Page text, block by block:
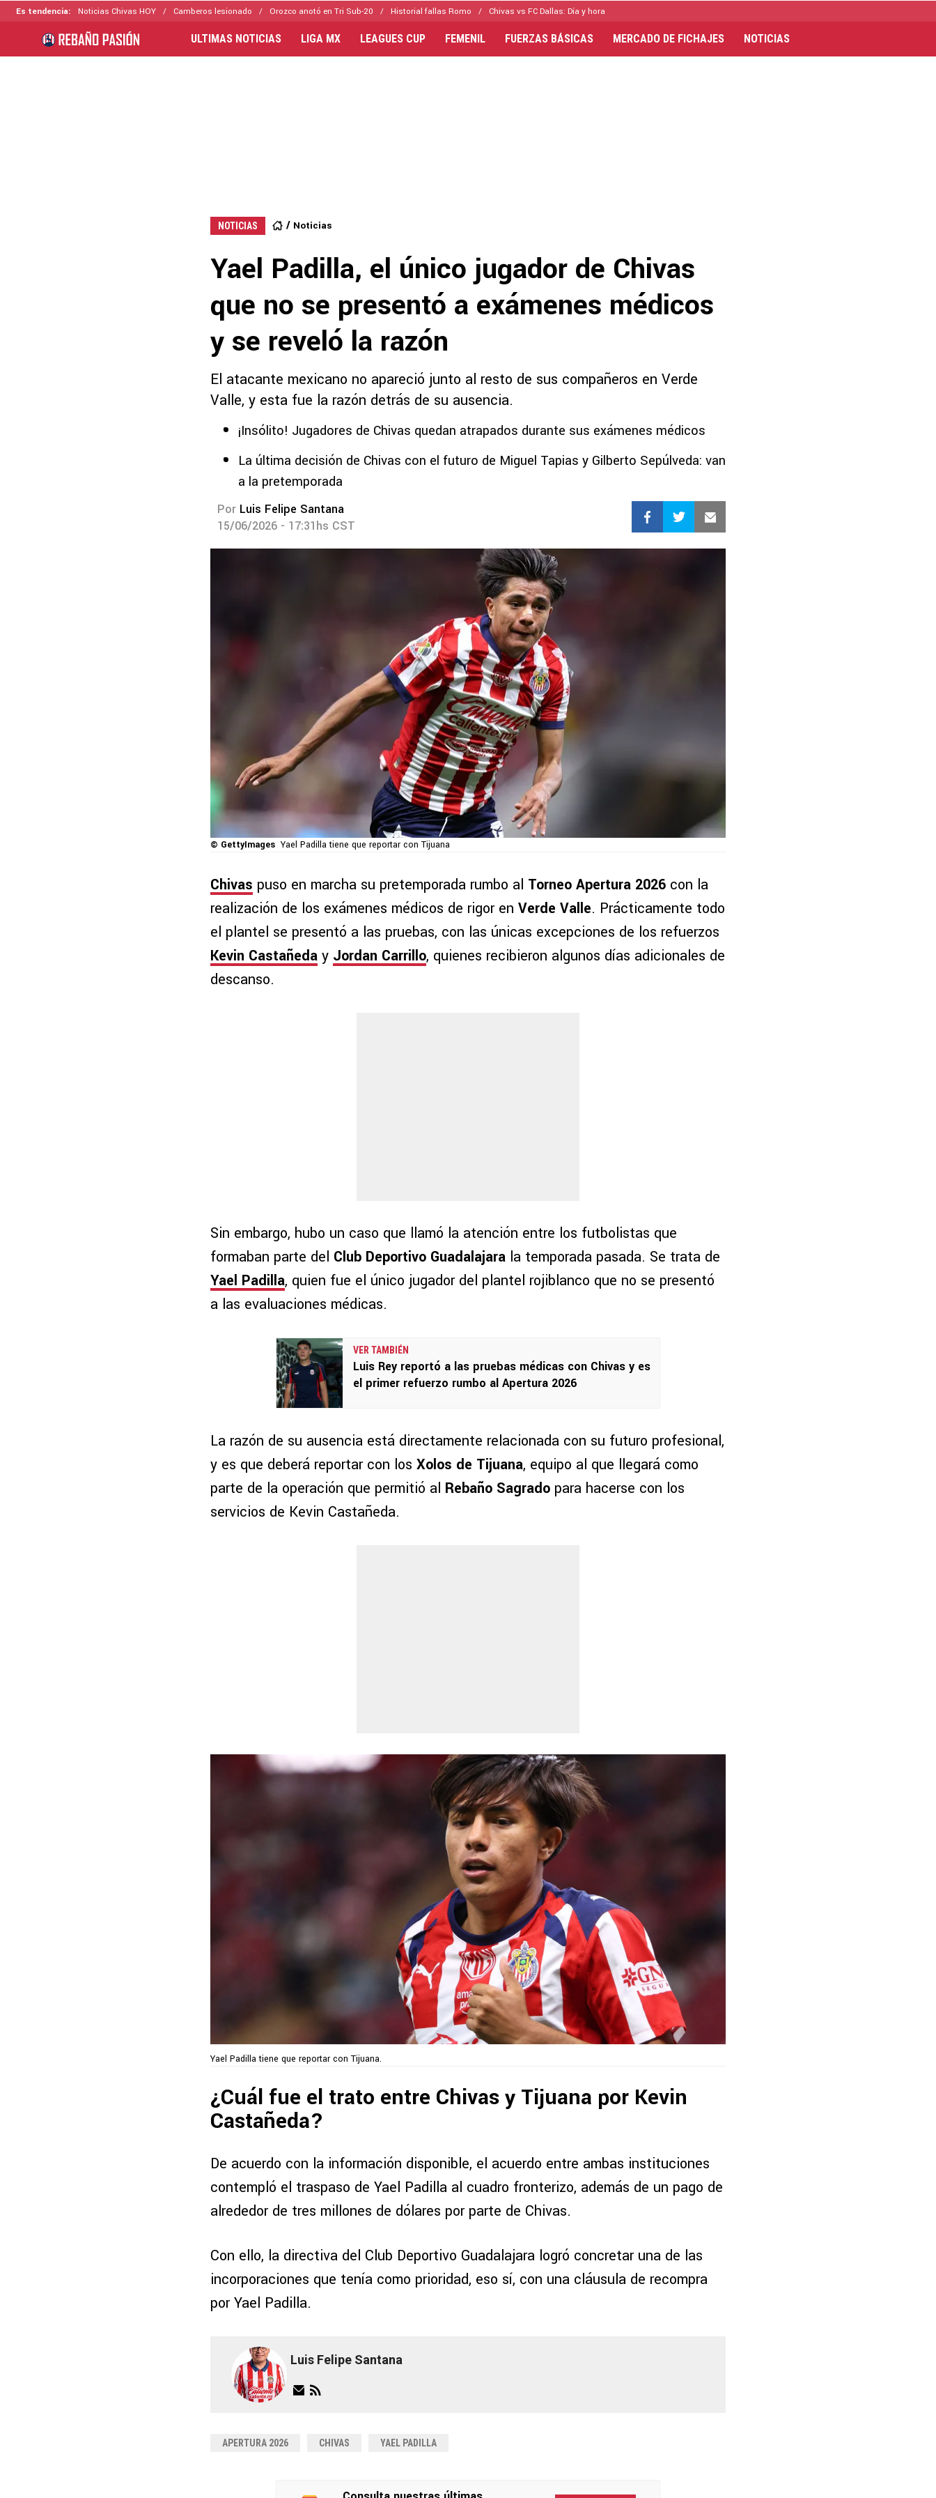
Es tendencia: Noticias Chivas HOY Camberos lesionado Orozco anotó en Tri Sub-20 Historial fallas Romo Chivas vs FC Dallas: Día y hora
ULTIMAS NOTICIAS LIGA MX LEAGUES CUP FEMENIL FUERZAS BÁSICAS MERCADO DE FICHAJES NOTICIAS
NOTICIAS Noticias
Yael Padilla, el único jugador de Chivas
que no se presentó a exámenes médicos
y se reveló la razón
El atacante mexicano no apareció junto al resto de sus compañeros en Verde
Valle, y esta fue la razón detrás de su ausencia.
¡Insólito! Jugadores de Chivas quedan atrapados durante sus exámenes médicos
La última decisión de Chivas con el futuro de Miguel Tapias y Gilberto Sepúlveda: van
a la pretemporada
Por Luis Felipe Santana
15/06/2026 - 17:31hs CST
© GettyImages Yael Padilla tiene que reportar con Tijuana
Chivas puso en marcha su pretemporada rumbo al Torneo Apertura 2026 con la
realización de los exámenes médicos de rigor en Verde Valle. Prácticamente todo
el plantel se presentó a las pruebas, con las únicas excepciones de los refuerzos
Kevin Castañeda y Jordan Carrillo, quienes recibieron algunos días adicionales de
descanso.
Sin embargo, hubo un caso que llamó la atención entre los futbolistas que
formaban parte del Club Deportivo Guadalajara la temporada pasada. Se trata de
Yael Padilla, quien fue el único jugador del plantel rojiblanco que no se presentó
a las evaluaciones médicas.
VER TAMBIÉN
Luis Rey reportó a las pruebas médicas con Chivas y es
el primer refuerzo rumbo al Apertura 2026
La razón de su ausencia está directamente relacionada con su futuro profesional,
y es que deberá reportar con los Xolos de Tijuana, equipo al que llegará como
parte de la operación que permitió al Rebaño Sagrado para hacerse con los
servicios de Kevin Castañeda.
Yael Padilla tiene que reportar con Tijuana.
¿Cuál fue el trato entre Chivas y Tijuana por Kevin
Castañeda?
De acuerdo con la información disponible, el acuerdo entre ambas instituciones
contempló el traspaso de Yael Padilla al cuadro fronterizo, además de un pago de
alrededor de tres millones de dólares por parte de Chivas.
Con ello, la directiva del Club Deportivo Guadalajara logró concretar una de las
incorporaciones que tenía como prioridad, eso sí, con una cláusula de recompra
por Yael Padilla.
Luis Felipe Santana
APERTURA 2026 CHIVAS YAEL PADILLA